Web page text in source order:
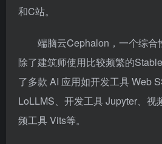
和C站。
端脑云Cephalon，一个综合
除了建筑师使用比较频繁的
了多款 AI 应用如开发工具 Web
LoLLMS、开发工具 Jupyter、视
频工具 Vits等。